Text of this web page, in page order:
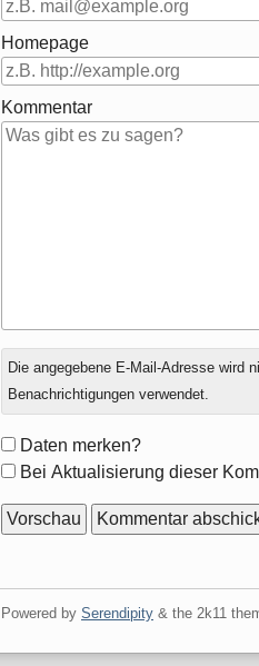
Homepage
Kommentar
Antwort
zu
Die angegebene E-Mail-Adresse wird
Benachrichtigungen verwendet.
Formular-
Optionen
Daten merken?
Bei Aktualisierung dieser
Powered by Serendipity& the 2k11